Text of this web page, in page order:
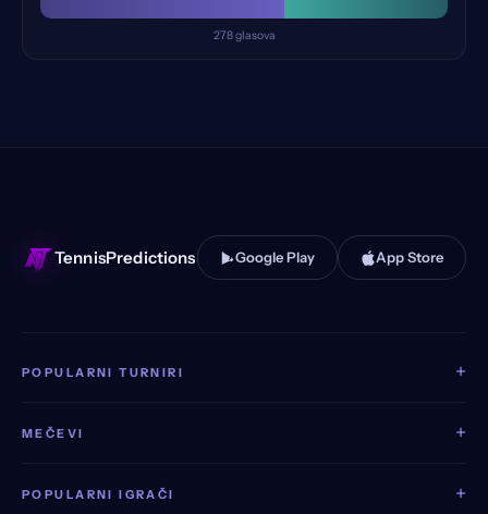
278glasova
TennisPredictions Google Play App Store
POPULARNI TURNIRI +
MEČEVI +
POPULARNI IGRAČI +